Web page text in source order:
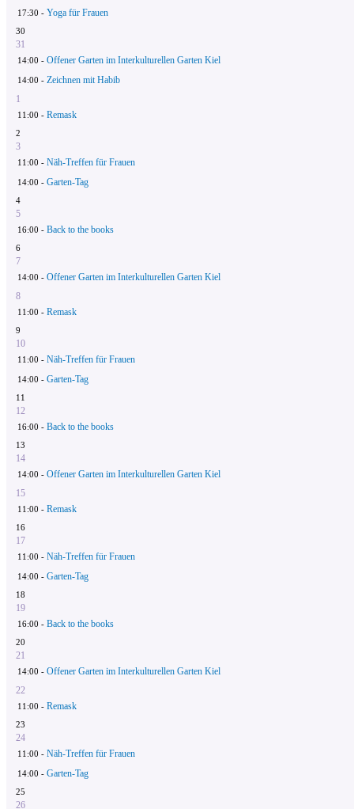
17:30 - Yoga für Frauen
30
31
14:00 - Offener Garten im Interkulturellen Garten Kiel
14:00 - Zeichnen mit Habib
1
11:00 - Remask
2
3
11:00 - Näh-Treffen für Frauen
14:00 - Garten-Tag
4
5
16:00 - Back to the books
6
7
14:00 - Offener Garten im Interkulturellen Garten Kiel
8
11:00 - Remask
9
10
11:00 - Näh-Treffen für Frauen
14:00 - Garten-Tag
11
12
16:00 - Back to the books
13
14
14:00 - Offener Garten im Interkulturellen Garten Kiel
15
11:00 - Remask
16
17
11:00 - Näh-Treffen für Frauen
14:00 - Garten-Tag
18
19
16:00 - Back to the books
20
21
14:00 - Offener Garten im Interkulturellen Garten Kiel
22
11:00 - Remask
23
24
11:00 - Näh-Treffen für Frauen
14:00 - Garten-Tag
25
26